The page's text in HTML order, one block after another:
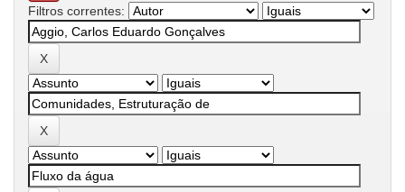
Filtros correntes: